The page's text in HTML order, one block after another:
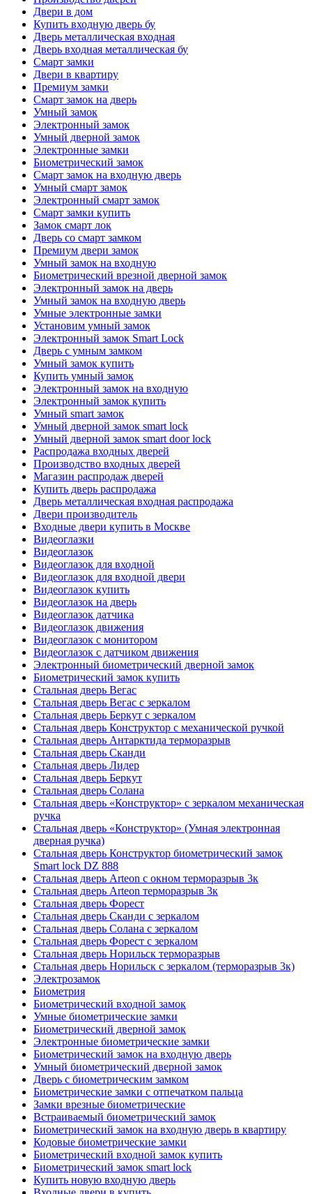
Двери в дом
Купить входную дверь бу
Дверь металлическая входная
Дверь входная металлическая бу
Смарт замки
Двери в квартиру
Премиум замки
Смарт замок на дверь
Умный замок
Электронный замок
Умный дверной замок
Электронные замки
Биометрический замок
Смарт замок на входную дверь
Умный смарт замок
Электронный смарт замок
Смарт замки купить
Замок смарт лок
Дверь со смарт замком
Премиум двери замок
Умный замок на входную
Биометрический врезной дверной замок
Электронный замок на дверь
Умный замок на входную дверь
Умные электронные замки
Установим умный замок
Электронный замок Smart Lock
Дверь с умным замком
Умный замок купить
Купить умный замок
Электронный замок на входную
Электронный замок купить
Умный smart замок
Умный дверной замок smart lock
Умный дверной замок smart door lock
Распродажа входных дверей
Производство входных дверей
Магазин распродаж дверей
Купить дверь распродажа
Дверь металлическая входная распродажа
Двери производитель
Входные двери купить в Москве
Видеоглазки
Видеоглазок
Видеоглазок для входной
Видеоглазок для входной двери
Видеоглазок купить
Видеоглазок на дверь
Видеоглазок датчика
Видеоглазок движения
Видеоглазок с монитором
Видеоглазок с датчиком движения
Электронный биометрический дверной замок
Биометрический замок купить
Стальная дверь Вегас
Стальная дверь Вегас с зеркалом
Стальная дверь Беркут с зеркалом
Стальная дверь Конструктор с механической ручкой
Стальная дверь Антарктида терморазрыв
Стальная дверь Сканди
Стальная дверь Лидер
Стальная дверь Беркут
Стальная дверь Солана
Стальная дверь «Конструктор» с зеркалом механическая
ручка
Стальная дверь «Конструктор» (Умная электронная
дверная ручка)
Стальная дверь Конструктор биометрический замок
Smart lock DZ 888
Стальная дверь Arteon с окном терморазрыв 3к
Стальная дверь Arteon терморазрыв 3к
Стальная дверь Форест
Стальная дверь Сканди с зеркалом
Стальная дверь Солана с зеркалом
Стальная дверь Форест с зеркалом
Стальная дверь Норильск терморазрыв
Стальная дверь Норильск с зеркалом (терморазрыв 3к)
Электрозамок
Биометрия
Биометрический входной замок
Умные биометрические замки
Биометрический дверной замок
Электронные биометрические замки
Биометрический замок на входную дверь
Умный биометрический дверной замок
Дверь с биометрическим замком
Биометрические замки с отпечатком пальца
Замки врезные биометрические
Встраиваемый биометрический замок
Биометрический замок на входную дверь в квартиру
Кодовые биометрические замки
Биометрический входной замок купить
Биометрический замок smart lock
Купить новую входную дверь